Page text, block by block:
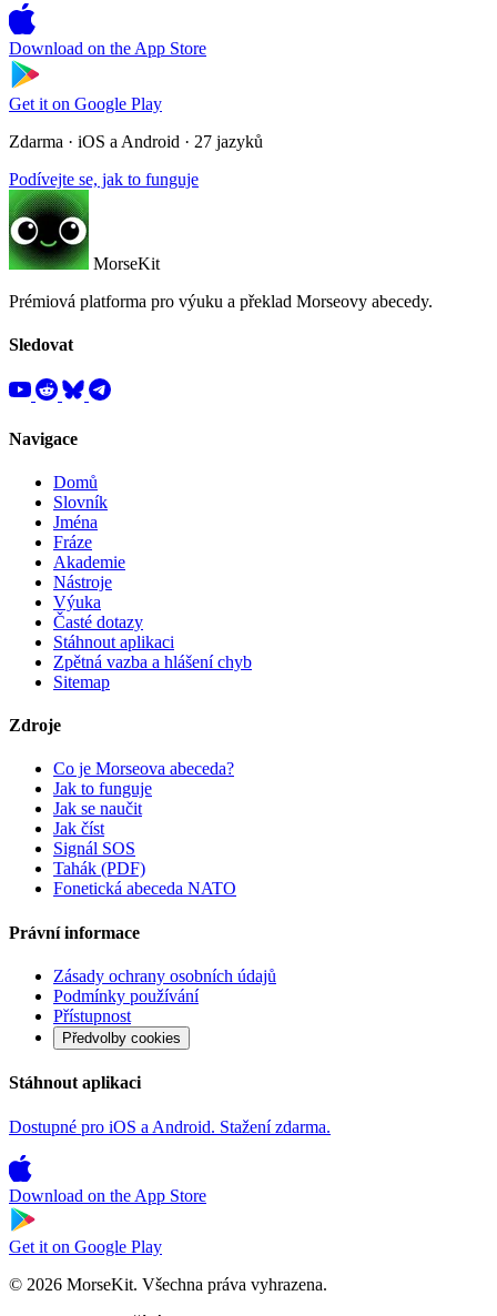
Download on the App Store
Get it on Google Play
Zdarma · iOS a Android · 27 jazyků
Podívejte se, jak to funguje
MorseKit
Prémiová platforma pro výuku a překlad Morseovy abecedy.
Sledovat
Navigace
Domů
Slovník
Jména
Fráze
Akademie
Nástroje
Výuka
Časté dotazy
Stáhnout aplikaci
Zpětná vazba a hlášení chyb
Sitemap
Zdroje
Co je Morseova abeceda?
Jak to funguje
Jak se naučit
Jak číst
Signál SOS
Tahák (PDF)
Fonetická abeceda NATO
Právní informace
Zásady ochrany osobních údajů
Podmínky používání
Přístupnost
Předvolby cookies
Stáhnout aplikaci
Dostupné pro iOS a Android. Stažení zdarma.
Download on the App Store
Get it on Google Play
© 2026 MorseKit. Všechna práva vyhrazena.